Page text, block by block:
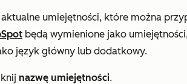
umiejętności, które można
będą wymienione jako
język główny lub dodatkowy.
nazwę umiejętności.